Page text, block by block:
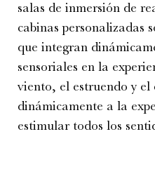
salas de inmersión de
cabinas personalizadas
que integran
sensoriales en la
viento, el estruendo y el
dinámicamente a la
estimular todos los